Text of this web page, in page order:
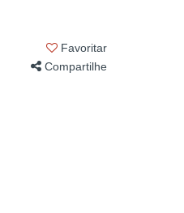
Favoritar
Compartilhe